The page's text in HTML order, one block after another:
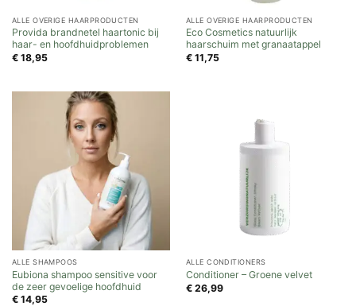
ALLE OVERIGE HAARPRODUCTEN
Provida brandnetel haartonic bij
haar- en hoofdhuidproblemen
€18,95
ALLE OVERIGE HAARPRODUCTEN
Eco Cosmetics natuurlijk
haarschuim met granaatappel
€11,75
ALLE SHAMPOOS
Eubiona shampoo sensitive voor
de zeer gevoelige hoofdhuid
€14,95
ALLE CONDITIONERS
Conditioner – Groene velvet
€26,99